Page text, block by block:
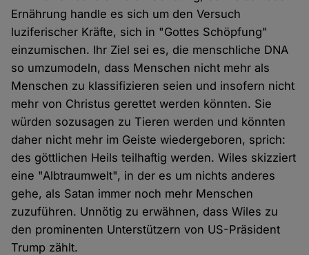
Ernährung handle es sich um den Versuch
luziferischer Kräfte, sich in "Gottes Schöpfung"
einzumischen. Ihr Ziel sei es, die menschliche DNA
so umzumodeln, dass Menschen nicht mehr als
Menschen zu klassifizieren seien und insofern nicht
mehr von Christus gerettet werden könnten. Sie
würden sozusagen zu Tieren werden und könnten
daher nicht mehr im Geiste wiedergeboren, sprich:
des göttlichen Heils teilhaftig werden. Wiles skizziert
eine "Albtraumwelt", in der es um nichts anderes
gehe, als Satan immer noch mehr Menschen
zuzuführen. Unnötig zu erwähnen, dass Wiles zu
den prominenten Unterstützern von US-Präsident
Trump zählt.